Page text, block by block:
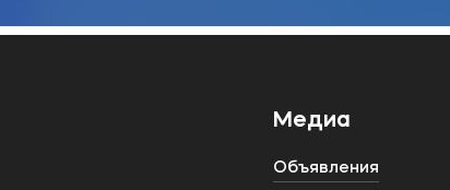
Медиа
Объявления